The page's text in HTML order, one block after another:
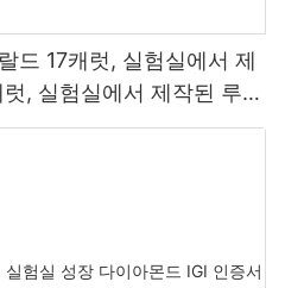
드 17캐럿, 실험실에서 제
, 실험실에서 제작된 루비